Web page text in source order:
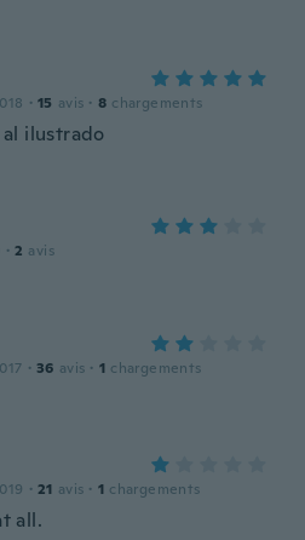
· 15 avis · 8 chargements
ilustrado
· 2 avis
· 36 avis · 1 chargements
· 21 avis · 1 chargements
all.